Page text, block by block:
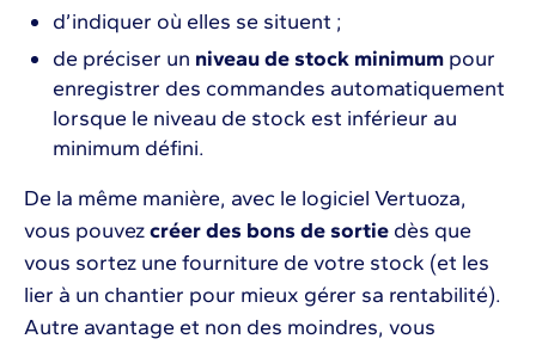
d’indiquer où elles se situent ;
de préciser un niveau de stock minimum pour
enregistrer des commandes automatiquement
lorsque le niveau de stock est inférieur au
minimum défini.
De la même manière, avec le logiciel Vertuoza,
vous pouvezcréer des bons de sortie dès que
vous sortez une fourniture de votre stock (et les
lier à un chantier pour mieux gérer sa rentabilité).
Autre avantage et non des moindres, vous